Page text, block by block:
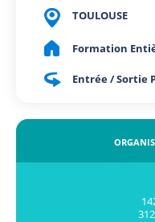
TOULOUSE
Formation
Entrée / Sortie